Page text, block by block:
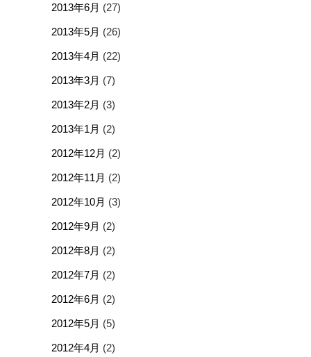
2013年6月 (27)
2013年5月 (26)
2013年4月 (22)
2013年3月 (7)
2013年2月 (3)
2013年1月 (2)
2012年12月 (2)
2012年11月 (2)
2012年10月 (3)
2012年9月 (2)
2012年8月 (2)
2012年7月 (2)
2012年6月 (2)
2012年5月 (5)
2012年4月 (2)